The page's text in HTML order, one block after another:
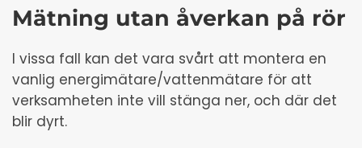
Mätning utan åverkan på rör
I vissa fall kan det vara svårt att montera en
vanlig energimätare/vattenmätare för att
verksamheten inte vill stänga ner, och där det
blir dyrt.